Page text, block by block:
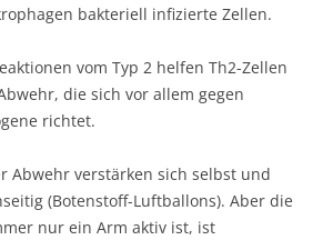
bakteriell infizierte Zellen.
vom Typ 2 helfen Th2-Zellen
die sich vor allem gegen
richtet.
Abwehr verstärken sich selbst und
(Botenstoff-Luftballons). Aber die
nur ein Arm aktiv ist, ist